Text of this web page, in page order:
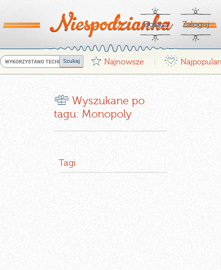
Dołącz Zaloguj
G Najnowsze ¤
r Wyszukane po
tagu: Monopoly
Tagi